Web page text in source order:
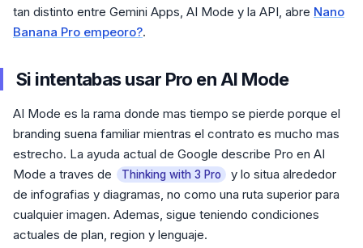
tan distinto entre Gemini Apps, AI Mode y la API, abre Nano
Banana Pro empeoro?.
Si intentabas usar Pro en AI Mode
AI Mode es la rama donde mas tiempo se pierde porque el
branding suena familiar mientras el contrato es mucho mas
estrecho. La ayuda actual de Google describe Pro en AI
Mode a traves de
Thinking with 3 Pro
y lo situa alrededor
de infografias y diagramas, no como una ruta superior para
cualquier imagen. Ademas, sigue teniendo condiciones
actuales de plan, region y lenguaje.